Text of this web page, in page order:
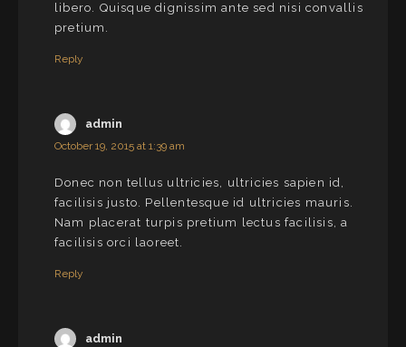
libero. Quisque dignissim ante sed nisi convallis
pretium.
Reply
admin
October 19, 2015 at 1:39 am
Donec non tellus ultricies, ultricies sapien id,
facilisis justo. Pellentesque id ultricies mauris.
Nam placerat turpis pretium lectus facilisis, a
facilisis orci laoreet.
Reply
admin